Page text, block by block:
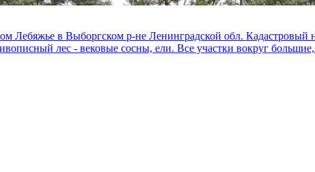
в Выборгском р-не Ленинградской обл. Кадастровый
лес - вековые сосны, ели. Все участки вокруг